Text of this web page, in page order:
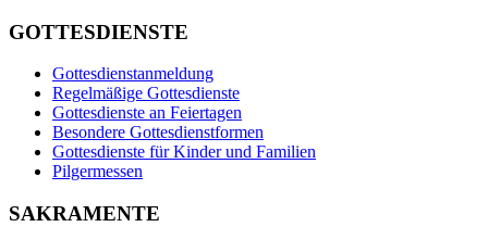
GOTTESDIENSTE
Gottesdienstanmeldung
Regelmäßige Gottesdienste
Gottesdienste an Feiertagen
Besondere Gottesdienstformen
Gottesdienste für Kinder und Familien
Pilgermessen
SAKRAMENTE